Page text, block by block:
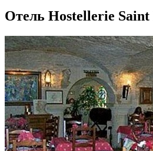
Отель Hostellerie